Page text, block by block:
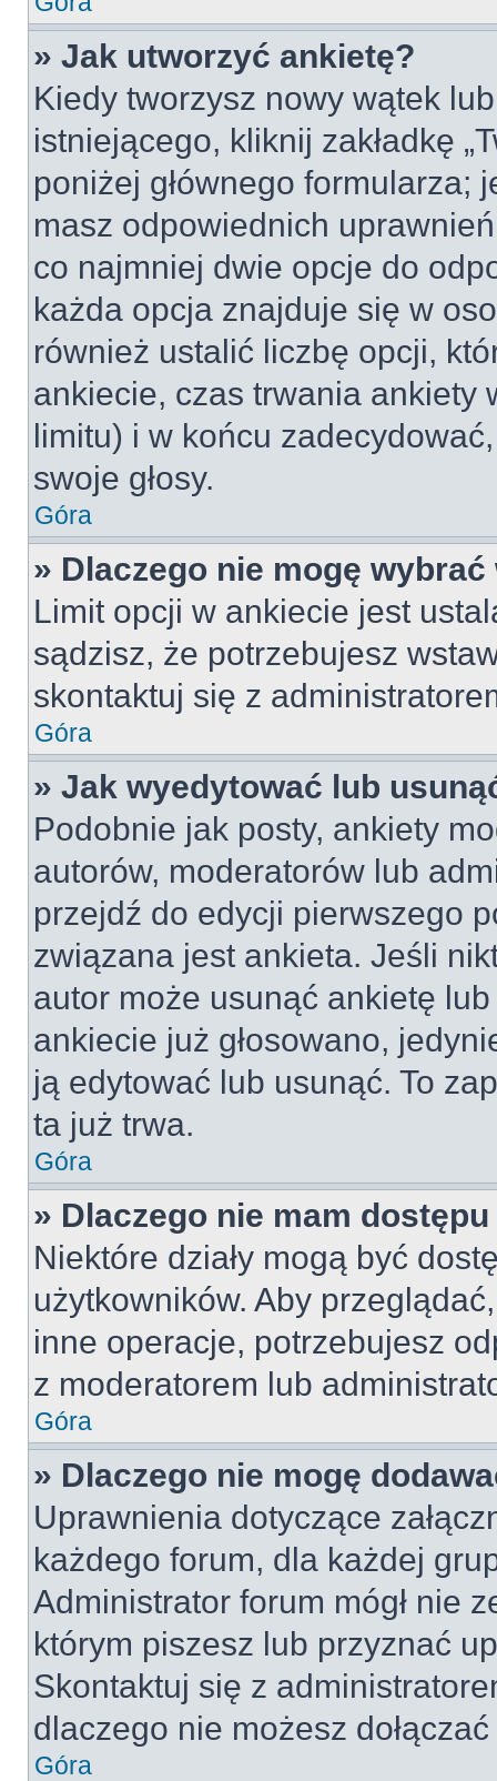
» Jak utworzyć ankietę?
Kiedy tworzysz nowy wątek
istniejącego, kliknij zakładkę
poniżej głównego formularza;
masz odpowiednich
co najmniej dwie opcje do
każda opcja znajduje się w
również ustalić liczbę opcji,
ankiecie, czas trwania ankiety
limitu) i w końcu
swoje głosy.
Góra
» Dlaczego nie mogę
Limit opcji w ankiecie jest
sądzisz, że potrzebujesz
skontaktuj się z
Góra
» Jak wyedytować lub
Podobnie jak posty, ankiety
autorów, moderatorów lub
przejdź do edycji pierwszego
związana jest ankieta. Jeśli
autor może usunąć ankietę
ankiecie już głosowano,
ją edytować lub usunąć. To
ta już trwa.
Góra
» Dlaczego nie mam dostępu
Niektóre działy mogą być
użytkowników. Aby
inne operacje, potrzebujesz
z moderatorem lub
Góra
» Dlaczego nie mogę
Uprawnienia dotyczące
każdego forum, dla każdej
Administrator forum mógł nie
którym piszesz lub przyznać
Skontaktuj się z
dlaczego nie możesz
Góra